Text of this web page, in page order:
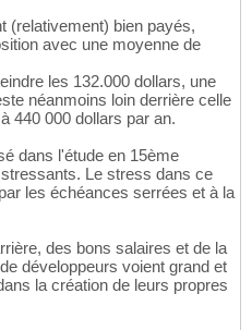
(relativement) bien payés,
avec une moyenne de
les 132.000 dollars, une
néanmoins loin derrière celle
440 000 dollars par an.
dans l'étude en 15ème
Le stress dans ce
les échéances serrées et à la
des bons salaires et de la
développeurs voient grand et
la création de leurs propres